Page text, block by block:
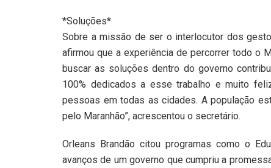
*Soluções*
Sobre a missão de ser o interlocutor dos
afirmou que a experiência de percorrer todo o
buscar as soluções dentro do governo
100% dedicados a esse trabalho e muito
pessoas em todas as cidades. A população
pelo Maranhão”, acrescentou o secretário.
Orleans Brandão citou programas como o
avanços de um governo que cumpriu a